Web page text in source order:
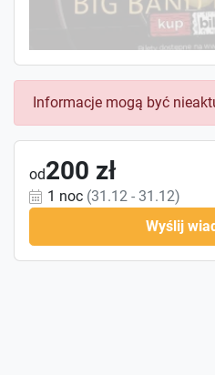
Informacje mogą być
od200 zł
1 noc (31.12 - 31.12)
Wyślij